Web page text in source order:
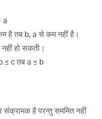
a
है तब b, a से कम नहीं है।
हो सकती।
≤ c तब a ≤ b
है परन्तु सममित नहीं